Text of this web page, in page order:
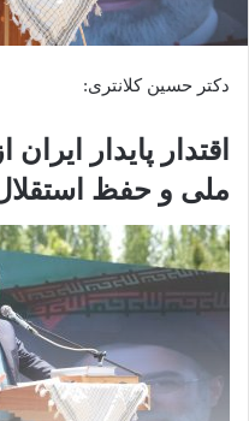
دکتر حسین کلانتری:
اقتدار پایدار
ملی و حفظ